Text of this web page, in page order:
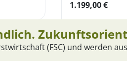
1.199,00€
(FSC) und werden